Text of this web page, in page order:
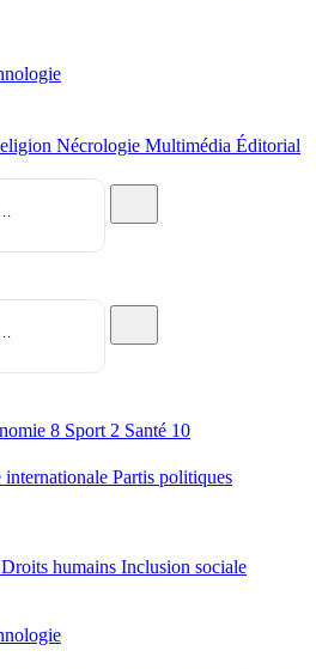
Nécrologie Multimédia Éditorial
8 Sport 2 Santé 10
internationale Partis politiques
Droits humains Inclusion sociale